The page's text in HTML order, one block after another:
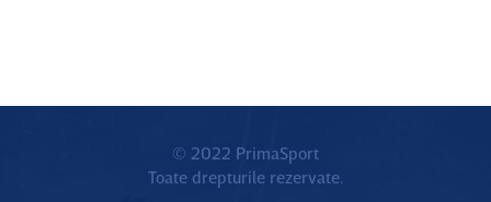
© 2022 PrimaSport
Toate drepturile rezervate.